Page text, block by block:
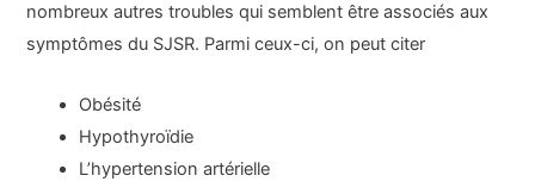
nombreux autres troubles qui semblent être associés aux
symptômes du SJSR. Parmi ceux-ci, on peut citer
Obésité
Hypothyroïdie
L’hypertension artérielle